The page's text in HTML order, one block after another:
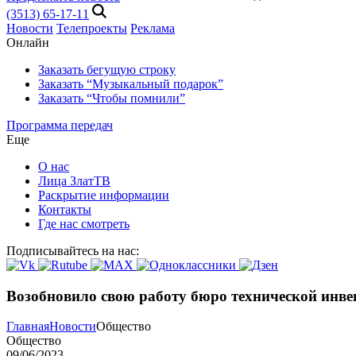
(3513) 65-17-11
Новости Телепроекты Реклама
Онлайн
Заказать бегущую строку
Заказать “Музыкальный подарок”
Заказать “Чтобы помнили”
Программа передач
Еще
О нас
Лица ЗлатТВ
Раскрытие информации
Контакты
Где нас смотреть
Подписывайтесь на нас:
Возобновило свою работу бюро технической
ГлавнаяНовостиОбщество
Общество